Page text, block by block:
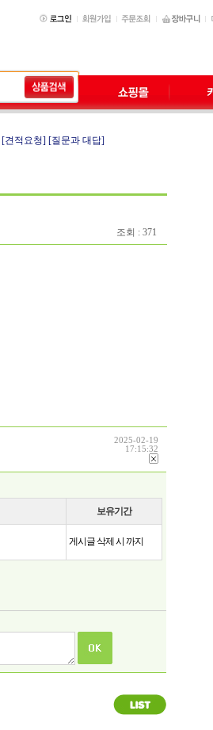
[견적요청] [질문과 대답]
조회 : 371
2025-02-19
17:15:32
보유기간
게시글 삭제 시 까지